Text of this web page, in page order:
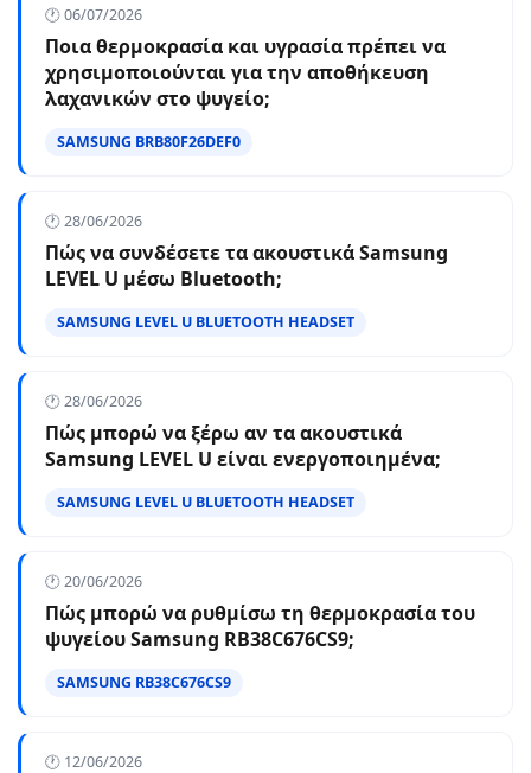
🕐 06/07/2026
Ποια θερμοκρασία και υγρασία πρέπει να
χρησιμοποιούνται για την αποθήκευση
λαχανικών στο ψυγείο;
SAMSUNG BRB80F26DEF0
🕐 28/06/2026
Πώς να συνδέσετε τα ακουστικά Samsung
LEVEL U μέσω Bluetooth;
SAMSUNG LEVEL U BLUETOOTH HEADSET
🕐 28/06/2026
Πώς μπορώ να ξέρω αν τα ακουστικά
Samsung LEVEL U είναι ενεργοποιημένα;
SAMSUNG LEVEL U BLUETOOTH HEADSET
🕐 20/06/2026
Πώς μπορώ να ρυθμίσω τη θερμοκρασία του
ψυγείου Samsung RB38C676CS9;
SAMSUNG RB38C676CS9
🕐 12/06/2026